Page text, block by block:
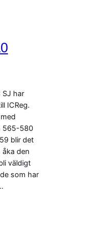
har
ICReg.
565-580
blir det
den
väldigt
som har